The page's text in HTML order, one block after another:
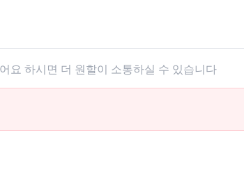
요 하시면 더 원할이 소통하실 수 있습니다